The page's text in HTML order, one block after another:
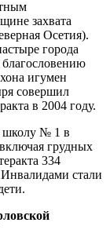
захвата
Осетия).
города
игумен
совершил
в 2004 году.
школу № 1 в
грудных
334
стали